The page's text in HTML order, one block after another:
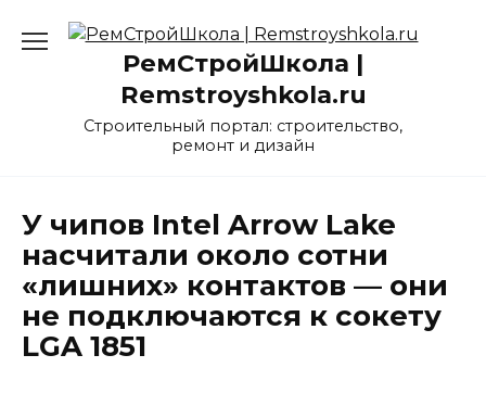
РемСтройШкола |
Remstroyshkola.ru
Строительный портал: строительство,
ремонт и дизайн
У чипов Intel Arrow Lake
насчитали около сотни
«лишних» контактов — они
не подключаются к сокету
LGA 1851